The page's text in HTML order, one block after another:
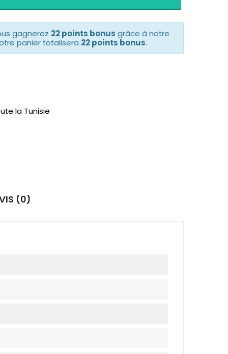
gagnerez 22 points bonus grâce à notre
panier totalisera 22 points bonus.
la Tunisie
(0)